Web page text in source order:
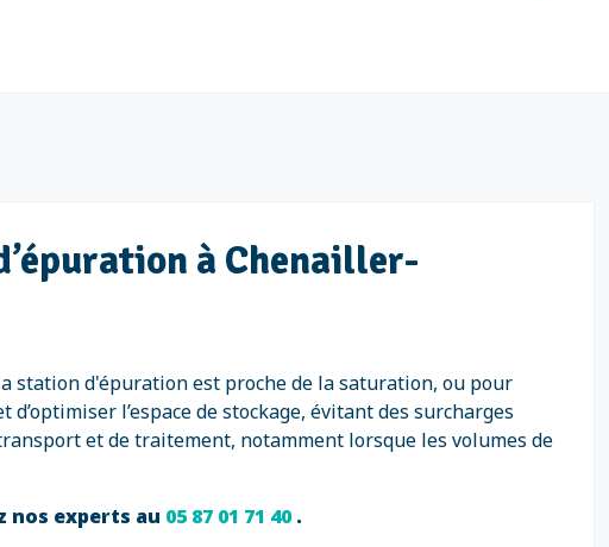
à Chenailler-
station d'épuration est proche de la saturation, ou pour
l’espace de stockage, évitant des surcharges
et de traitement, notamment lorsque les volumes de
nos experts au 05 87 01 71 40.